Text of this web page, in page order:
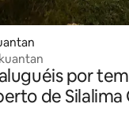
por
de Silalima